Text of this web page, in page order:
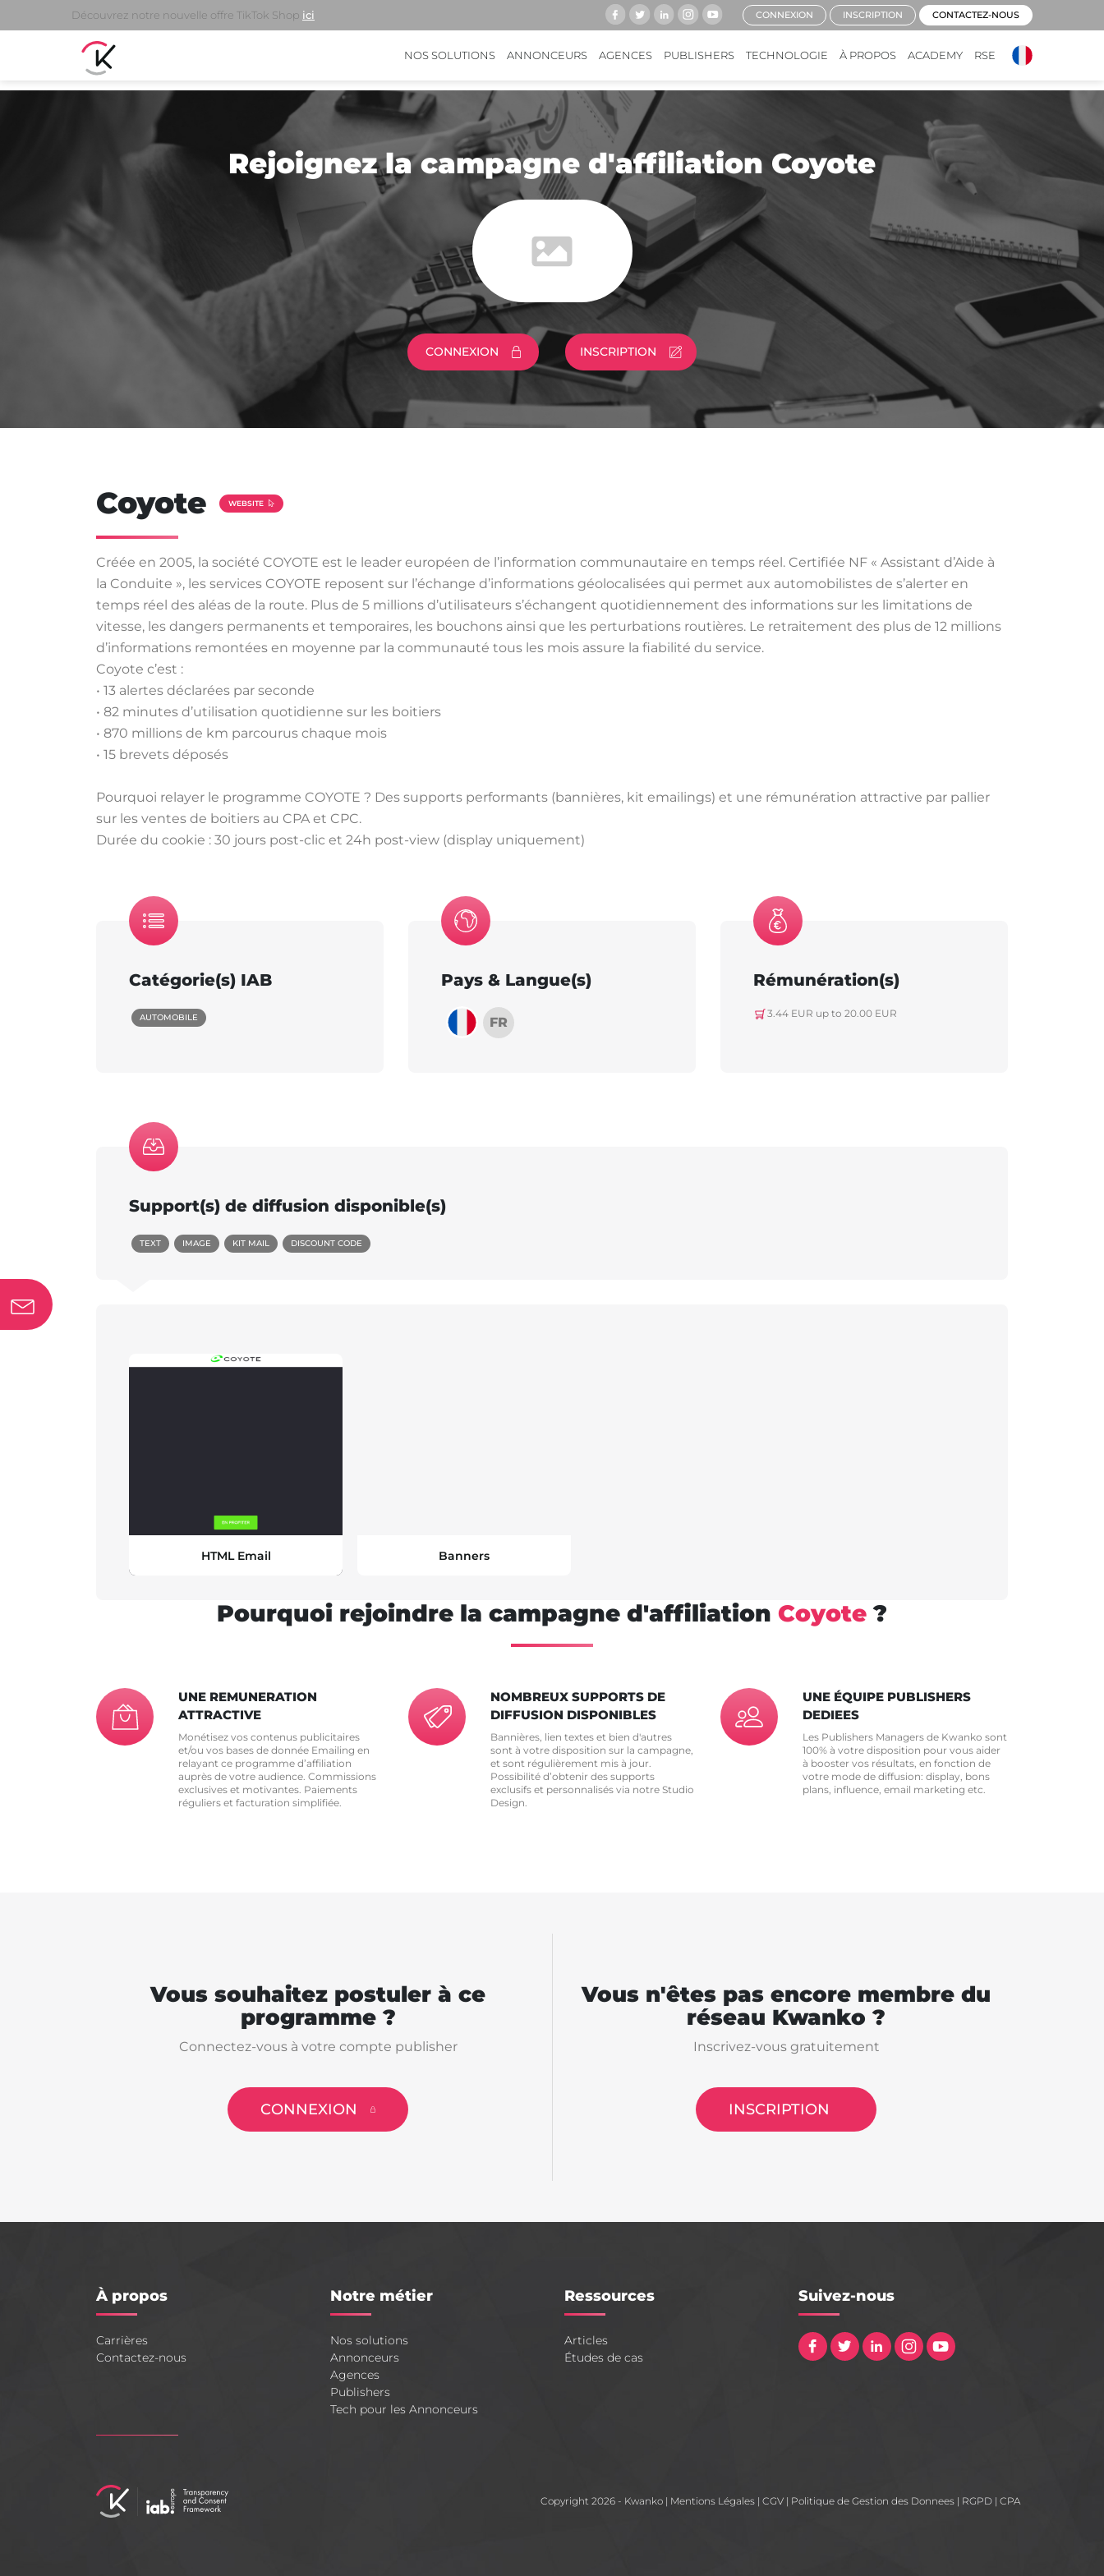
NOS SOLUTIONS ANNONCEURS AGENCES PUBLISHERS TECHNOLOGIE À PROPOS ACADEMY RSE
Découvrez notre nouvelle offre TikTok Shop ici CONNEXION INSCRIPTION CONTACTEZ-NOUS
Rejoignez la campagne d'affiliation Coyote
CONNEXION INSCRIPTION
Coyote WEBSITE
Créée en 2005, la société COYOTE est le leader européen de l’information communautaire en temps réel. Certifiée NF « Assistant d’Aide à
la Conduite », les services COYOTE reposent sur l’échange d’informations géolocalisées qui permet aux automobilistes de s’alerter en
temps réel des aléas de la route. Plus de 5 millions d’utilisateurs s’échangent quotidiennement des informations sur les limitations de
vitesse, les dangers permanents et temporaires, les bouchons ainsi que les perturbations routières. Le retraitement des plus de 12 millions
d’informations remontées en moyenne par la communauté tous les mois assure la fiabilité du service.
Coyote c’est :
• 13 alertes déclarées par seconde
• 82 minutes d’utilisation quotidienne sur les boitiers
• 870 millions de km parcourus chaque mois
• 15 brevets déposés
Pourquoi relayer le programme COYOTE ? Des supports performants (bannières, kit emailings) et une rémunération attractive par pallier
sur les ventes de boitiers au CPA et CPC.
Durée du cookie : 30 jours post-clic et 24h post-view (display uniquement)
Catégorie(s) IAB
AUTOMOBILE
Pays & Langue(s)
FR
Rémunération(s)
3.44 EUR up to 20.00 EUR
Support(s) de diffusion disponible(s)
TEXT IMAGE KIT MAIL DISCOUNT CODE
HTML Email Banners
Pourquoi rejoindre la campagne d'affiliation Coyote?
UNE REMUNERATION
ATTRACTIVE
Monétisez vos contenus publicitaires
et/ou vos bases de donnée Emailing en
relayant ce programme d’affiliation
auprès de votre audience. Commissions
exclusives et motivantes. Paiements
réguliers et facturation simplifiée.
NOMBREUX SUPPORTS DE
DIFFUSION DISPONIBLES
Bannières, lien textes et bien d'autres
sont à votre disposition sur la campagne,
et sont régulièrement mis à jour.
Possibilité d’obtenir des supports
exclusifs et personnalisés via notre Studio
Design.
UNE ÉQUIPE PUBLISHERS
DEDIEES
Les Publishers Managers de Kwanko sont
100% à votre disposition pour vous aider
à booster vos résultats, en fonction de
votre mode de diffusion: display, bons
plans, influence, email marketing etc.
Vous souhaitez postuler à ce
programme ?
Connectez-vous à votre compte publisher
CONNEXION
Vous n'êtes pas encore membre du
réseau Kwanko ?
Inscrivez-vous gratuitement
INSCRIPTION
À propos
Carrières
Contactez-nous
Notre métier
Nos solutions
Annonceurs
Agences
Publishers
Tech pour les Annonceurs
Ressources
Articles
Études de cas
Suivez-nous
Copyright 2026 - Kwanko | Mentions Légales | CGV | Politique de Gestion des Donnees | RGPD | CPA